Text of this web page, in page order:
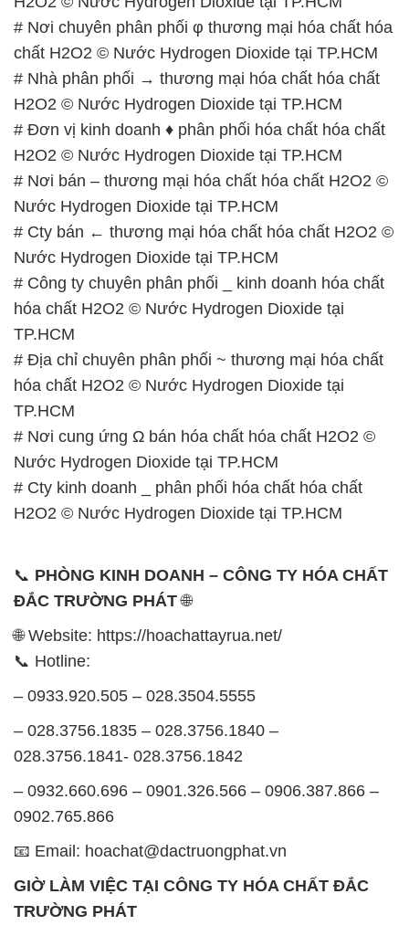
# Nơi chuyên phân phối φ thương mại hóa chất hóa
chất H2O2 © Nước Hydrogen Dioxide tại TP.HCM
# Nhà phân phối → thương mại hóa chất hóa chất
H2O2 © Nước Hydrogen Dioxide tại TP.HCM
# Đơn vị kinh doanh ♦ phân phối hóa chất hóa chất
H2O2 © Nước Hydrogen Dioxide tại TP.HCM
# Nơi bán – thương mại hóa chất hóa chất H2O2 ©
Nước Hydrogen Dioxide tại TP.HCM
# Cty bán ← thương mại hóa chất hóa chất H2O2 ©
Nước Hydrogen Dioxide tại TP.HCM
# Công ty chuyên phân phối _ kinh doanh hóa chất
hóa chất H2O2 © Nước Hydrogen Dioxide tại
TP.HCM
# Địa chỉ chuyên phân phối ~ thương mại hóa chất
hóa chất H2O2 © Nước Hydrogen Dioxide tại
TP.HCM
# Nơi cung ứng Ω bán hóa chất hóa chất H2O2 ©
Nước Hydrogen Dioxide tại TP.HCM
# Cty kinh doanh _ phân phối hóa chất hóa chất
H2O2 © Nước Hydrogen Dioxide tại TP.HCM
📞 PHÒNG KINH DOANH – CÔNG TY HÓA CHẤT
ĐẮC TRƯỜNG PHÁT🌐
🌐 Website: https://hoachattayrua.net/
📞 Hotline:
– 0933.920.505 – 028.3504.5555
– 028.3756.1835 – 028.3756.1840 –
028.3756.1841- 028.3756.1842
– 0932.660.696 – 0901.326.566 – 0906.387.866 –
0902.765.866
📧 Email: hoachat@dactruongphat.vn
GIỜ LÀM VIỆC TẠI CÔNG TY HÓA CHẤT ĐẮC
TRƯỜNG PHÁT